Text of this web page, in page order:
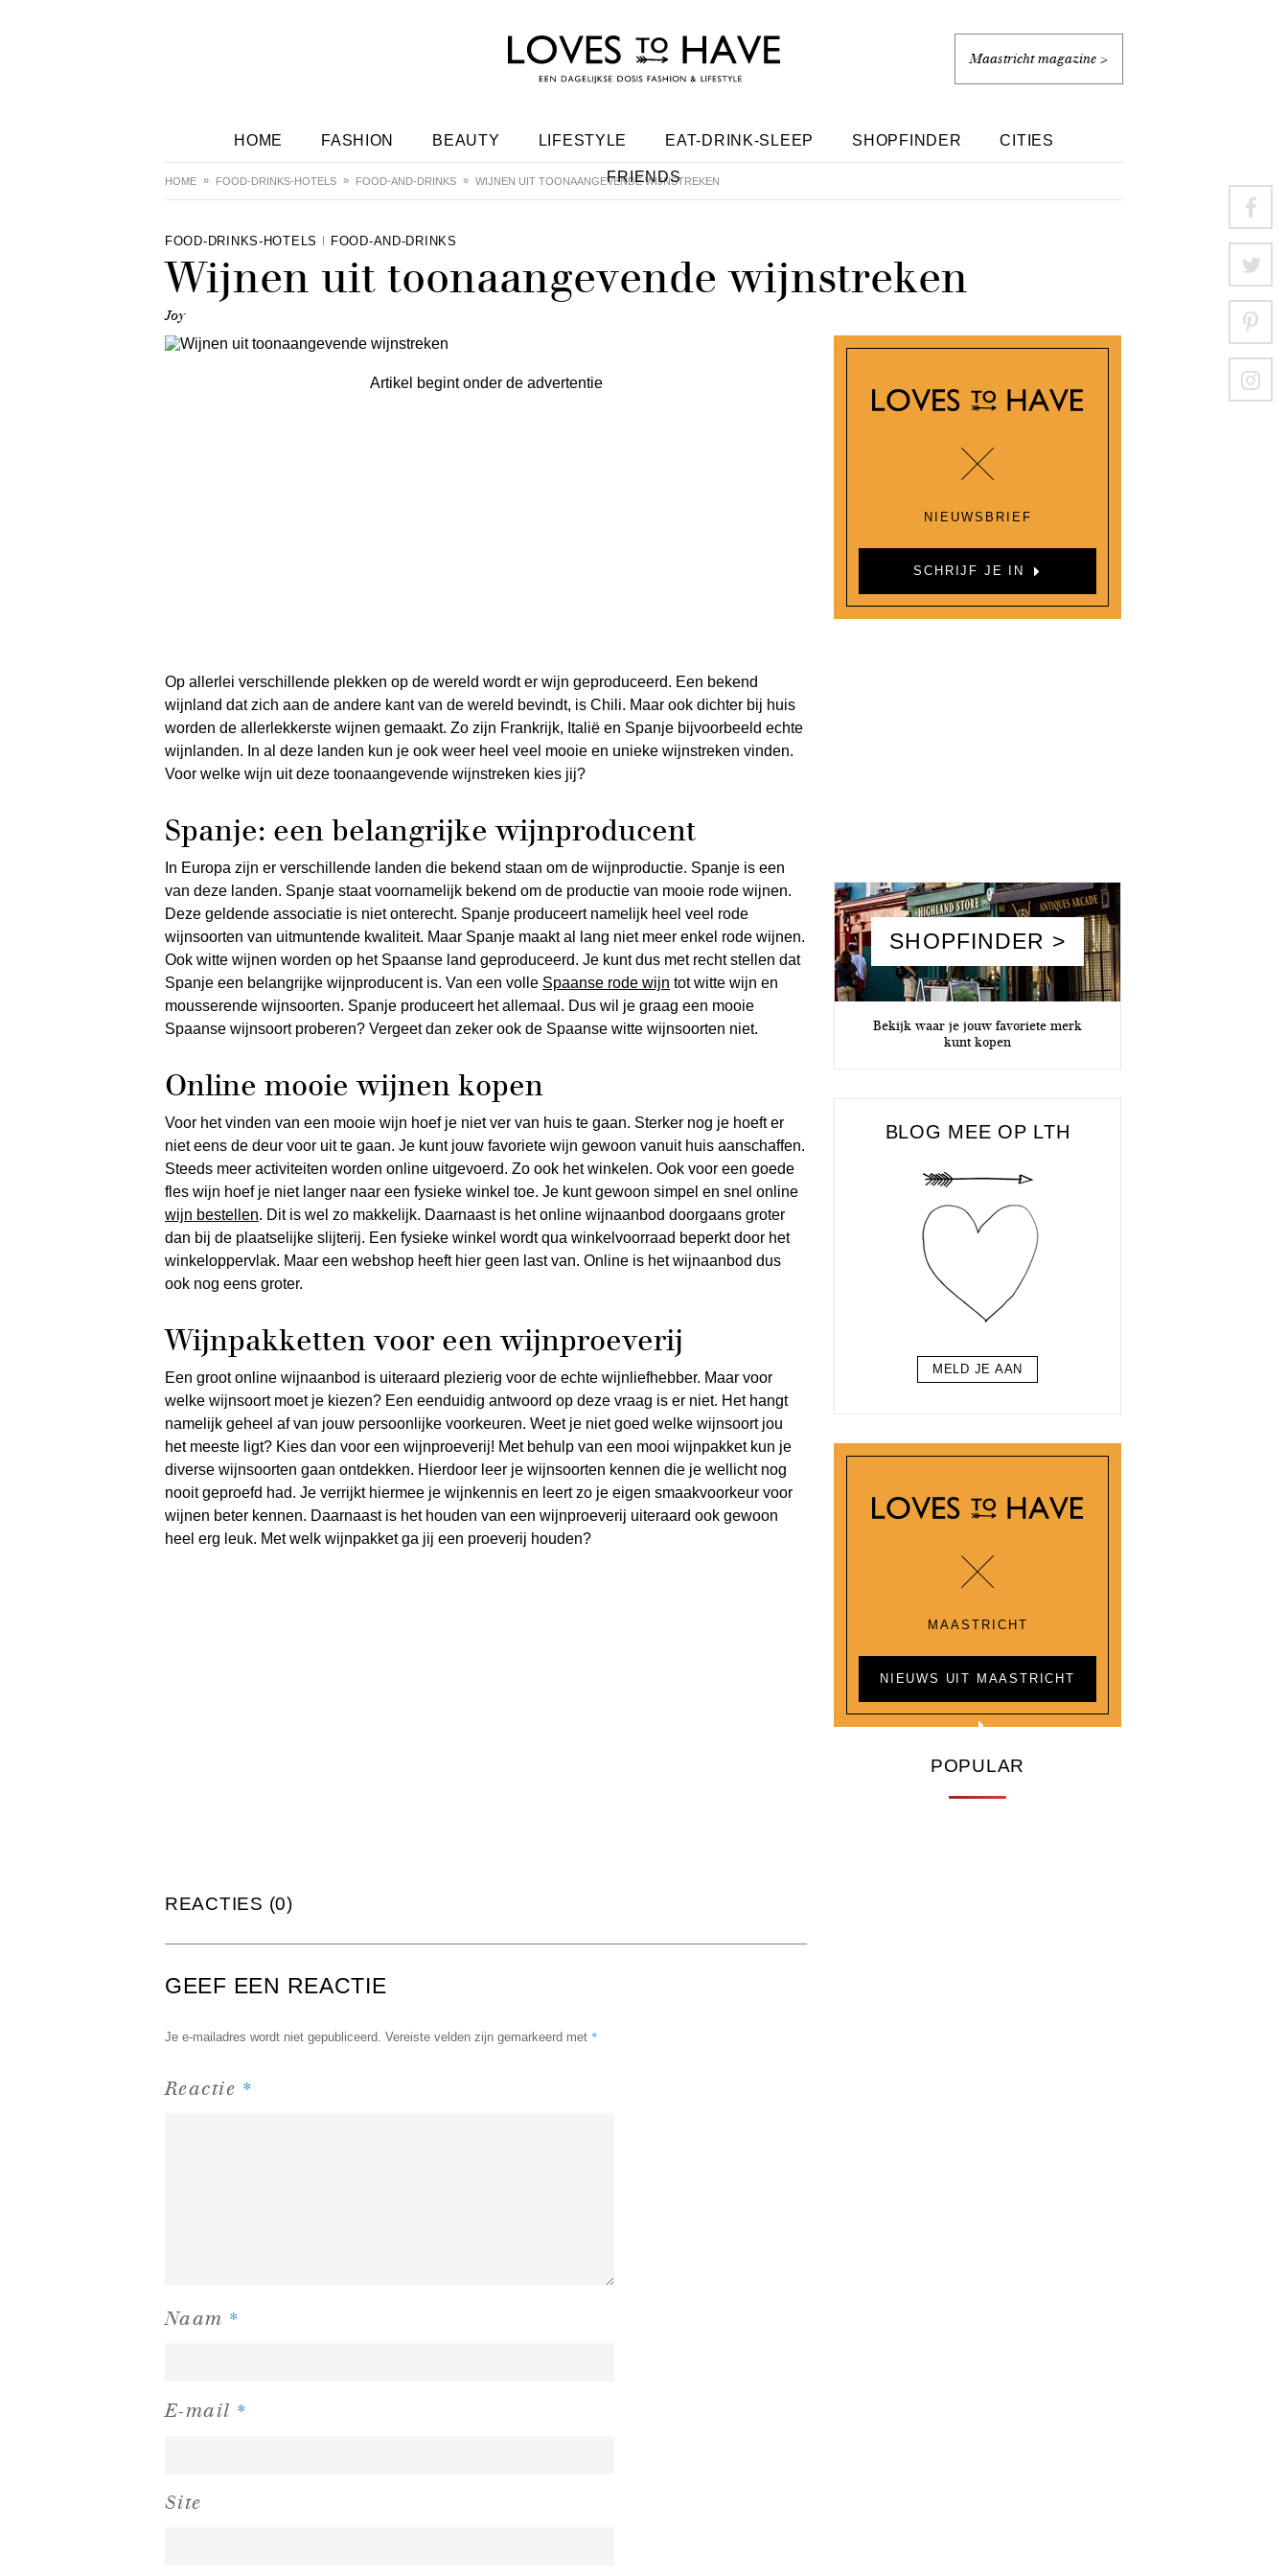
Maastricht magazine >
HOME FASHION BEAUTY LIFESTYLE EAT-DRINK-SLEEP SHOPFINDER CITIES
FRIENDS
HOME FOOD-DRINKS-HOTELS FOOD-AND-DRINKS WIJNEN UIT TOONAANGEVENDE WIJNSTREKEN
FOOD-DRINKS-HOTELS FOOD-AND-DRINKS
Wijnen uit toonaangevende wijnstreken
Joy
Artikel begint onder de advertentie
Op allerlei verschillende plekken op de wereld wordt er wijn geproduceerd. Een bekend
wijnland dat zich aan de andere kant van de wereld bevindt, is Chili. Maar ook dichter bij huis
worden de allerlekkerste wijnen gemaakt. Zo zijn Frankrijk, Italië en Spanje bijvoorbeeld echte
wijnlanden. In al deze landen kun je ook weer heel veel mooie en unieke wijnstreken vinden.
Voor welke wijn uit deze toonaangevende wijnstreken kies jij?
Spanje: een belangrijke wijnproducent
In Europa zijn er verschillende landen die bekend staan om de wijnproductie. Spanje is een
van deze landen. Spanje staat voornamelijk bekend om de productie van mooie rode wijnen.
Deze geldende associatie is niet onterecht. Spanje produceert namelijk heel veel rode
wijnsoorten van uitmuntende kwaliteit. Maar Spanje maakt al lang niet meer enkel rode wijnen.
Ook witte wijnen worden op het Spaanse land geproduceerd. Je kunt dus met recht stellen dat
Spanje een belangrijke wijnproducent is. Van een volle Spaanse rode wijn tot witte wijn en
mousserende wijnsoorten. Spanje produceert het allemaal. Dus wil je graag een mooie
Spaanse wijnsoort proberen? Vergeet dan zeker ook de Spaanse witte wijnsoorten niet.
Online mooie wijnen kopen
Voor het vinden van een mooie wijn hoef je niet ver van huis te gaan. Sterker nog je hoeft er
niet eens de deur voor uit te gaan. Je kunt jouw favoriete wijn gewoon vanuit huis aanschaffen.
Steeds meer activiteiten worden online uitgevoerd. Zo ook het winkelen. Ook voor een goede
fles wijn hoef je niet langer naar een fysieke winkel toe. Je kunt gewoon simpel en snel online
wijn bestellen. Dit is wel zo makkelijk. Daarnaast is het online wijnaanbod doorgaans groter
dan bij de plaatselijke slijterij. Een fysieke winkel wordt qua winkelvoorraad beperkt door het
winkeloppervlak. Maar een webshop heeft hier geen last van. Online is het wijnaanbod dus
ook nog eens groter.
Wijnpakketten voor een wijnproeverij
Een groot online wijnaanbod is uiteraard plezierig voor de echte wijnliefhebber. Maar voor
welke wijnsoort moet je kiezen? Een eenduidig antwoord op deze vraag is er niet. Het hangt
namelijk geheel af van jouw persoonlijke voorkeuren. Weet je niet goed welke wijnsoort jou
het meeste ligt? Kies dan voor een wijnproeverij! Met behulp van een mooi wijnpakket kun je
diverse wijnsoorten gaan ontdekken. Hierdoor leer je wijnsoorten kennen die je wellicht nog
nooit geproefd had. Je verrijkt hiermee je wijnkennis en leert zo je eigen smaakvoorkeur voor
wijnen beter kennen. Daarnaast is het houden van een wijnproeverij uiteraard ook gewoon
heel erg leuk. Met welk wijnpakket ga jij een proeverij houden?
REACTIES (0)
GEEF EEN REACTIE
Je e-mailadres wordt niet gepubliceerd. Vereiste velden zijn gemarkeerd met *
Reactie *
Naam *
E-mail *
Site
NIEUWSBRIEF
SCHRIJF JE IN
SHOPFINDER >
Bekijk waar je jouw favoriete merk
kunt kopen
BLOG MEE OP LTH
MELD JE AAN
MAASTRICHT
NIEUWS UIT MAASTRICHT
POPULAR